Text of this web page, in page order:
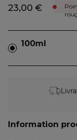
23,00 €
100ml
Information